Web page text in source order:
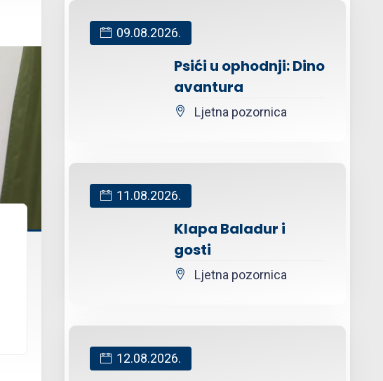
09.08.2026.
Psići u ophodnji: Dino
avantura
Ljetna pozornica
11.08.2026.
Klapa Baladur i
gosti
Ljetna pozornica
12.08.2026.